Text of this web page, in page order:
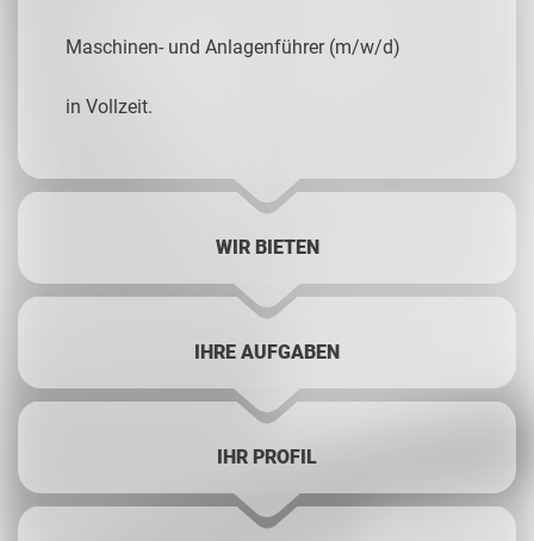
Maschinen- und Anlagenführer (m/w/d)
in Vollzeit.
WIR BIETEN
IHRE AUFGABEN
IHR PROFIL